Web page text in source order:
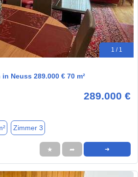
1 / 1
Neuss 289.000 € 70 m²
289.000 €
Zimmer 3
★ ➦ ➜